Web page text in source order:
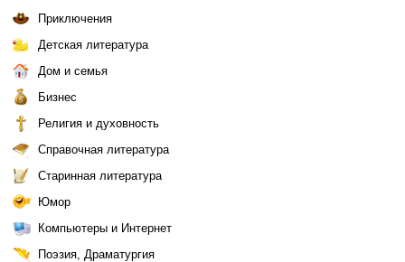
Приключения
Детская литература
Дом и семья
Бизнес
Религия и духовность
Справочная литература
Старинная литература
Юмор
Компьютеры и Интернет
Поэзия, Драматургия